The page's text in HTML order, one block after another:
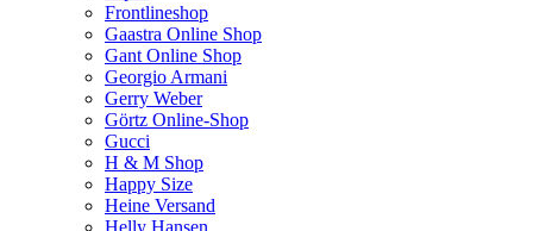
Frontlineshop
Gaastra Online Shop
Gant Online Shop
Georgio Armani
Gerry Weber
Görtz Online-Shop
Gucci
H & M Shop
Happy Size
Heine Versand
Helly Hansen